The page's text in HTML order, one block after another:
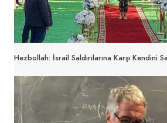
Hezbollah: İsrail Saldırılarına Karşı Kendini